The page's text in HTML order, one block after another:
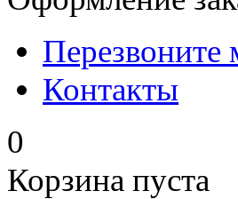
Перезвоните
Контакты
0
Корзина пуста